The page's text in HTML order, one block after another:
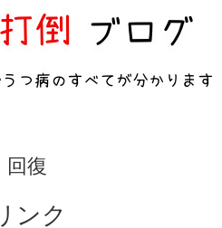
回復
ンク